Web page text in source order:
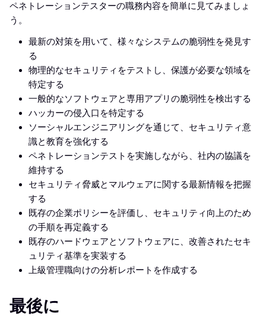
ペネトレーションテスターの職務内容を簡単に見てみましょ
う。
最新の対策を用いて、様々なシステムの脆弱性を発見す
る
物理的なセキュリティをテストし、保護が必要な領域を
特定する
一般的なソフトウェアと専用アプリの脆弱性を検出する
ハッカーの侵入口を特定する
ソーシャルエンジニアリングを通じて、セキュリティ意
識と教育を強化する
ペネトレーションテストを実施しながら、社内の協議を
維持する
セキュリティ脅威とマルウェアに関する最新情報を把握
する
既存の企業ポリシーを評価し、セキュリティ向上のため
の手順を再定義する
既存のハードウェアとソフトウェアに、改善されたセキ
ュリティ基準を実装する
上級管理職向けの分析レポートを作成する
最後に